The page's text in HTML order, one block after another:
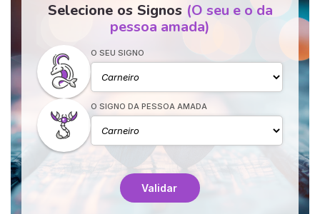
Selecione os Signos (O seu e o da
pessoa amada)
O SEU SIGNO
O SIGNO DA PESSOA AMADA
Validar